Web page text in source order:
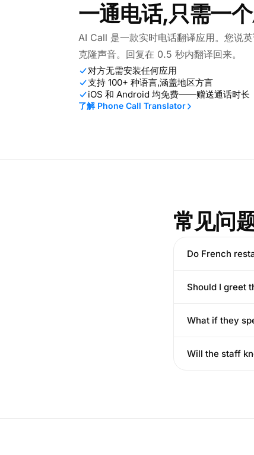
一通电话,只需一
AI Call 是一款实时电话翻译应用。您说
克隆声音。回复在 0.5 秒内翻译回来。
对方无需安装任何应用
支持 100+ 种语言,涵盖地区方言
iOS 和 Android 均免费——赠送通话时长
了解 Phone Call Translator
常见问
Do French
Should I greet
What if they
Will the staff